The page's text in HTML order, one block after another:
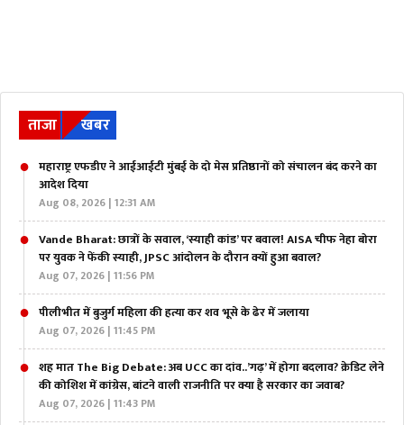
ताजा खबर
महाराष्ट्र एफडीए ने आईआईटी मुंबई के दो मेस प्रतिष्ठानों को संचालन बंद करने का
आदेश दिया
Aug 08, 2026 | 12:31 AM
Vande Bharat: छात्रों के सवाल, ‘स्याही कांड’ पर बवाल! AISA चीफ नेहा बोरा
पर युवक ने फेंकी स्याही, JPSC आंदोलन के दौरान क्यों हुआ बवाल?
Aug 07, 2026 | 11:56 PM
पीलीभीत में बुजुर्ग महिला की हत्या कर शव भूसे के ढेर में जलाया
Aug 07, 2026 | 11:45 PM
शह मात The Big Debate: अब UCC का दांव..’गढ़’ में होगा बदलाव? क्रेडिट लेने
की कोशिश में कांग्रेस, बांटने वाली राजनीति पर क्या है सरकार का जवाब?
Aug 07, 2026 | 11:43 PM